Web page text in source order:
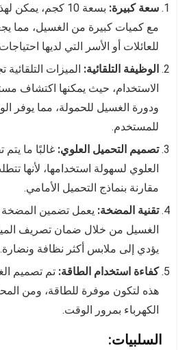
سعة كبيرة:
بسعة 10 كجم،
مع كميات كبيرة من الغسيل، مما
للعائلات أو الأسر التي لديها
الوظيفة التلقائية: الميزات
الاستخدام، حيث يمكنها اكتشاف
ودورة الغسيل للحمولة، مما يوفر
للمستخدم.
تصميم التحميل العلوي: غالبًا ما
العلوي لسهولة استخدامها، لأنها
مقارنة بنماذج التحميل الأمامي.
تقنية المضخة: يعمل تضمين المضخة
الغسيل من خلال ضمان تصريف
يؤدي إلى ملابس أكثر نظافة ونضارة.
كفاءة استخدام الطاقة: تم تصميم
هذه لتكون موفرة للطاقة، ومن
الكهرباء بمرور الوقت.
السلبيات: